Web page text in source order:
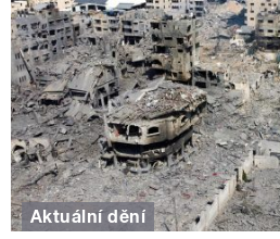
Aktuální dění